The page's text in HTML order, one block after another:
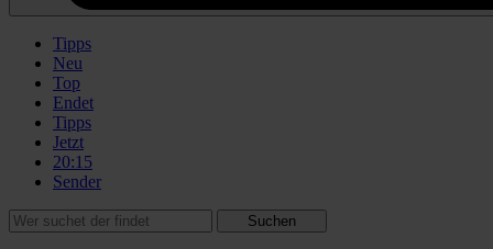
Tipps
Neu
Top
Endet
Tipps
Jetzt
20:15
Sender
Suchen